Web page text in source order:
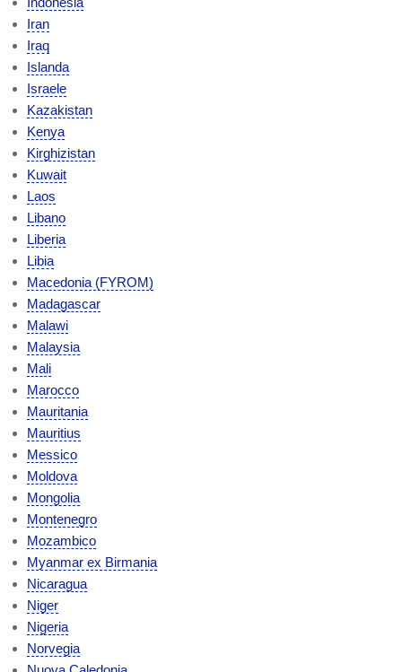
Iran
Iraq
Islanda
Israele
Kazakistan
Kenya
Kirghizistan
Kuwait
Laos
Libano
Liberia
Libia
Macedonia (FYROM)
Madagascar
Malawi
Malaysia
Mali
Marocco
Mauritania
Mauritius
Messico
Moldova
Mongolia
Montenegro
Mozambico
Myanmar ex Birmania
Nicaragua
Niger
Nigeria
Norvegia